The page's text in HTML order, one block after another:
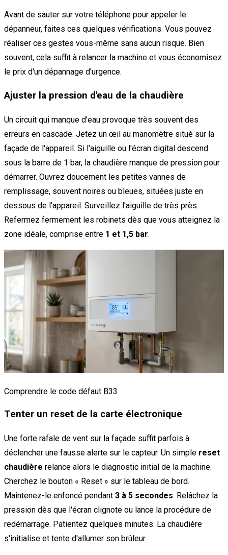
Avant de sauter sur votre téléphone pour appeler le
dépanneur, faites ces quelques vérifications. Vous pouvez
réaliser ces gestes vous-même sans aucun risque. Bien
souvent, cela suffit à relancer la machine et vous économisez
le prix d'un dépannage d'urgence.
Ajuster la pression d'eau de la chaudière
Un circuit qui manque d'eau provoque très souvent des
erreurs en cascade. Jetez un œil au manomètre situé sur la
façade de l'appareil. Si l'aiguille ou l'écran digital descend
sous la barre de 1 bar, la chaudière manque de pression pour
démarrer. Ouvrez doucement les petites vannes de
remplissage, souvent noires ou bleues, situées juste en
dessous de l'appareil. Surveillez l'aiguille de très près.
Refermez fermement les robinets dès que vous atteignez la
zone idéale, comprise entre 1 et 1,5 bar.
Comprendre le code défaut B33
Tenter un reset de la carte électronique
Une forte rafale de vent sur la façade suffit parfois à
déclencher une fausse alerte sur le capteur. Un simple reset
chaudière relance alors le diagnostic initial de la machine.
Cherchez le bouton « Reset » sur le tableau de bord.
Maintenez-le enfoncé pendant 3 à 5 secondes. Relâchez la
pression dès que l'écran clignote ou lance la procédure de
redémarrage. Patientez quelques minutes. La chaudière
s'initialise et tente d'allumer son brûleur.